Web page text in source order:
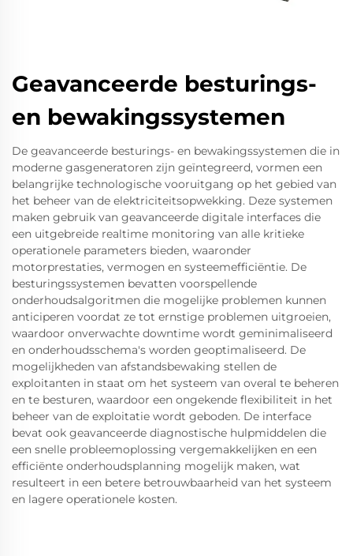
Geavanceerde besturings-
en bewakingssystemen
De geavanceerde besturings- en bewakingssystemen die in
moderne gasgeneratoren zijn geïntegreerd, vormen een
belangrijke technologische vooruitgang op het gebied van
het beheer van de elektriciteitsopwekking. Deze systemen
maken gebruik van geavanceerde digitale interfaces die
een uitgebreide realtime monitoring van alle kritieke
operationele parameters bieden, waaronder
motorprestaties, vermogen en systeemefficiëntie. De
besturingssystemen bevatten voorspellende
onderhoudsalgoritmen die mogelijke problemen kunnen
anticiperen voordat ze tot ernstige problemen uitgroeien,
waardoor onverwachte downtime wordt geminimaliseerd
en onderhoudsschema's worden geoptimaliseerd. De
mogelijkheden van afstandsbewaking stellen de
exploitanten in staat om het systeem van overal te beheren
en te besturen, waardoor een ongekende flexibiliteit in het
beheer van de exploitatie wordt geboden. De interface
bevat ook geavanceerde diagnostische hulpmiddelen die
een snelle probleemoplossing vergemakkelijken en een
efficiënte onderhoudsplanning mogelijk maken, wat
resulteert in een betere betrouwbaarheid van het systeem
en lagere operationele kosten.